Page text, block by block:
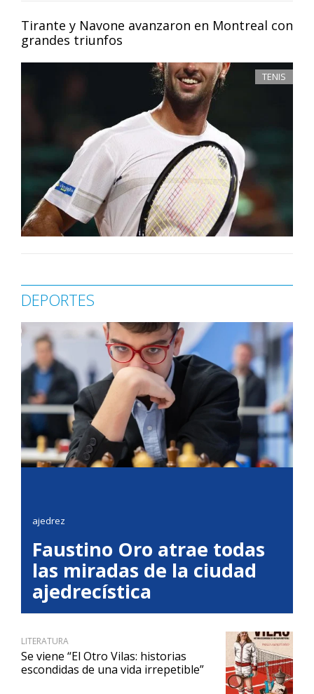
Tirante y Navone avanzaron en Montreal con
grandes triunfos
TENIS
DEPORTES
ajedrez
Faustino Oro atrae todas
las miradas de la ciudad
ajedrecística
LITERATURA
Se viene “El Otro Vilas: historias
escondidas de una vida irrepetible”